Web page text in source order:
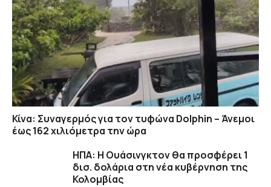
Κίνα: Συναγερμός για τον τυφώνα Dolphin – Άνεμοι
έως 162 χιλιόμετρα την ώρα
ΗΠΑ: H Ουάσινγκτον θα προσφέρει 1
δισ. δολάρια στη νέα κυβέρνηση της
Κολομβίας